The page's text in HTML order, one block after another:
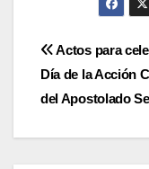
de
Actos para
Día de la Acción
del Apostolado